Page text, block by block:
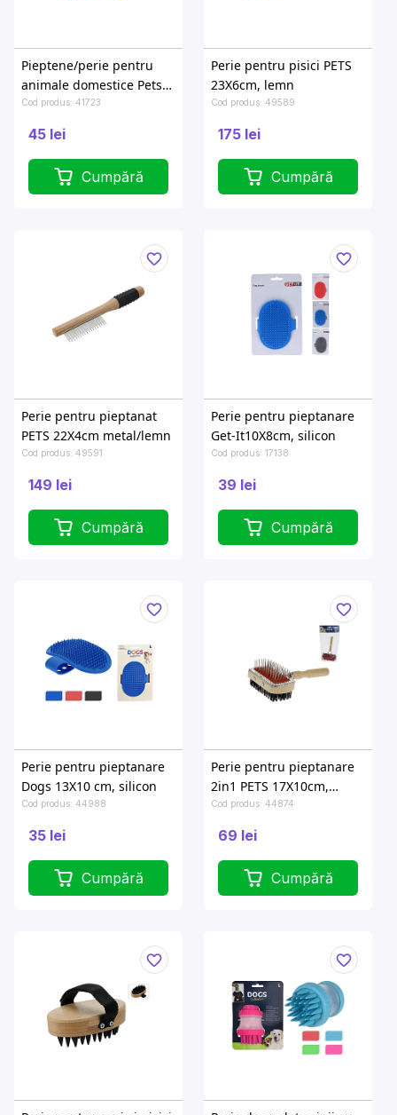
Pieptene/perie pentru
animale domestice Pets
18cm, metal
Cod produs: 41723
45 lei
Cumpără
Perie pentru pisici PETS
23X6cm, lemn
Cod produs: 49589
175 lei
Cumpără
Perie pentru pieptanat
PETS 22X4cm metal/lemn
Cod produs: 49591
149 lei
Cumpără
Perie pentru pieptanare
Get-It10X8cm, silicon
Cod produs: 17138
39 lei
Cumpără
Perie pentru pieptanare
Dogs 13X10 cm, silicon
Cod produs: 44988
35 lei
Cumpără
Perie pentru pieptanare
2in1 PETS 17X10cm,
maner de lemn
Cod produs: 44874
69 lei
Cumpără